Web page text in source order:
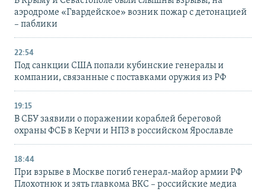
аэродроме «Гвардейское» возник пожар с детонацией
– паблики
22:54
Под санкции США попали кубинские генералы и
компании, связанные с поставками оружия из РФ
19:15
В СБУ заявили о поражении кораблей береговой
охраны ФСБ в Керчи и НПЗ в российском Ярославле
18:44
При взрыве в Москве погиб генерал-майор армии РФ
Плохотнюк и зять главкома ВКС – российские медиа